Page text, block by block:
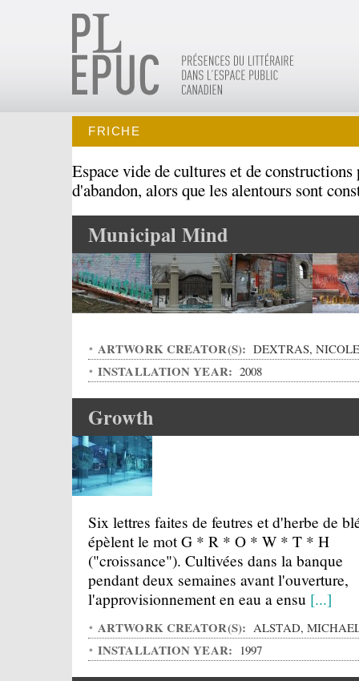
FRICHE
Espace vide de cultures et de constructions
d'abandon, alors que les alentours sont
Municipal Mind
ARTWORK CREATOR(S): DEXTRAS,
INSTALLATION YEAR: 2008
Growth
Six lettres faites de feutres et d'herbe de
épèlent le mot G * R * O * W * T * H
("croissance"). Cultivées dans la banque
pendant deux semaines avant l'ouverture,
l'approvisionnement en eau a ensu [...]
ARTWORK CREATOR(S): ALSTAD,
INSTALLATION YEAR: 1997